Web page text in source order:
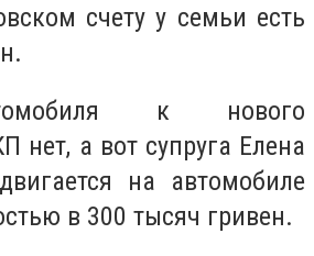
счету у семьи есть
к нового
нет, а вот супруга Елена
на автомобиле
в 300 тысяч гривен.